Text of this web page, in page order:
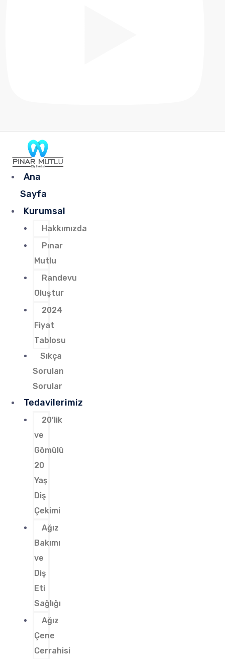
Ana
Sayfa
Kurumsal
Hakkımızda
Pınar
Mutlu
Randevu
Oluştur
2024
Fiyat
Tablosu
Sıkça
Sorulan
Sorular
Tedavilerimiz
20’lik
ve
Gömülü
20
Yaş
Diş
Çekimi
Ağız
Bakımı
ve
Diş
Eti
Sağlığı
Ağız
Çene
Cerrahisi